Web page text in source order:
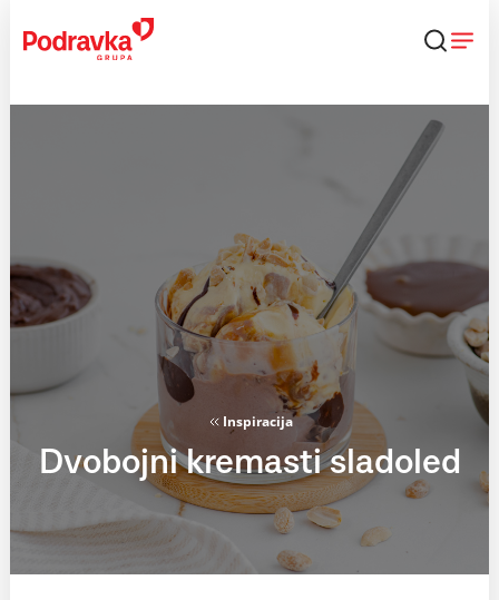
content
Inspiracija
Dvobojni kremasti sladoled